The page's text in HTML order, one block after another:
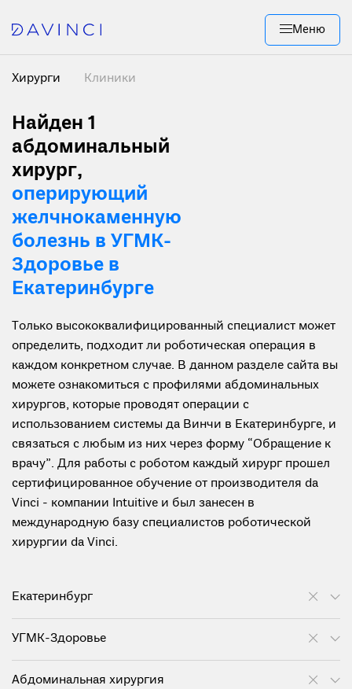
Меню
Хирурги Клиники
Найден 1
абдоминальный
хирург,
оперирующий
желчнокаменную
болезнь в УГМК-
Здоровье в
Екатеринбурге
Только высококвалифицированный специалист может
определить, подходит ли роботическая операция в
каждом конкретном случае. В данном разделе сайта вы
можете ознакомиться с профилями абдоминальных
хирургов, которые проводят операции с
использованием системы да Винчи в Екатеринбурге, и
связаться с любым из них через форму “Обращение к
врачу”. Для работы с роботом каждый хирург прошел
сертифицированное обучение от производителя da
Vinci - компании Intuitive и был занесен в
международную базу специалистов роботической
хирургии da Vinci.
Екатеринбург
УГМК-Здоровье
Абдоминальная хирургия